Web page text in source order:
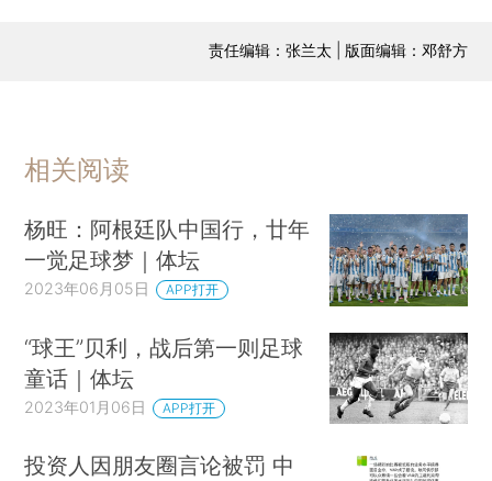
责任编辑：张兰太 | 版面编辑：邓舒方
相关阅读
杨旺：阿根廷队中国行，廿年
一觉足球梦｜体坛
2023年06月05日 APP打开
“球王”贝利，战后第一则足球
童话｜体坛
2023年01月06日 APP打开
投资人因朋友圈言论被罚 中